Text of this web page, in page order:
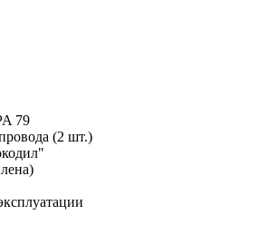
79
(2 шт.)